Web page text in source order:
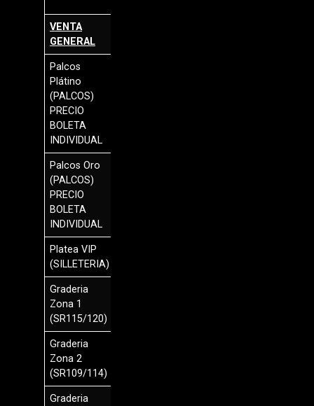
VENTA
GENERAL
Palcos
Plátino
(PALCOS)
PRECIO
BOLETA
INDIVIDUAL
Palcos Oro
(PALCOS)
PRECIO
BOLETA
INDIVIDUAL
Platea VIP
(SILLETERIA)
Graderia
Zona 1
(SR115/120)
Graderia
Zona 2
(SR109/114)
Graderia